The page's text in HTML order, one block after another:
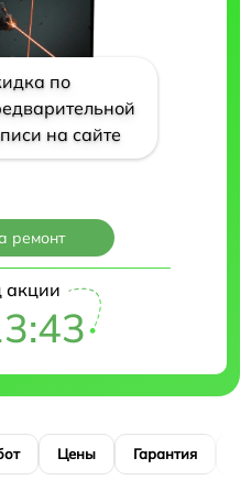
по
на сайте
ремонт
акции
Цены Гарантия